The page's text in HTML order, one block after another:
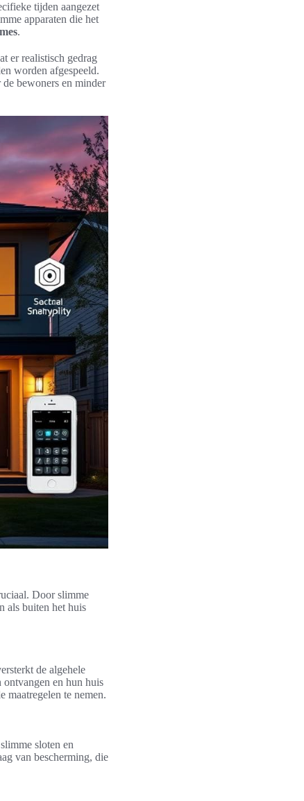
tijden aangezet
apparaten die het
.
er realistisch gedrag
worden afgespeeld.
bewoners en minder
Door slimme
als buiten het huis
de algehele
ontvangen en hun huis
maatregelen te nemen.
sloten en
van bescherming, die